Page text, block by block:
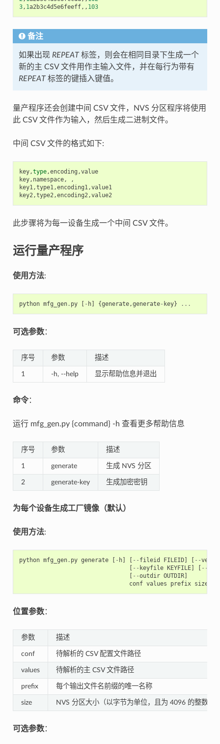
3, 1a2b3c4d5e6feeff,, 103
备注
如果出现 REPEAT标签，则会在相同目录下生成一个
新的主 CSV 文件用作主输入文件，并在每行为带有
REPEAT标签的键插入键值。
量产程序还会创建中间 CSV 文件，NVS 分区程序将使用
此 CSV 文件作为输入，然后生成二进制文件。
中间 CSV 文件的格式如下:
key,type,encoding ,value
key, namespace,
,
key1,type1,encoding1,value1
key2,type2,encoding2,value2
此步骤将为每一设备生成一个中间 CSV 文件。
运行量产程序
使用方法:
python mfg_gen. py - h] {generate,generate- key} ...
可选参数：
序号 参数 描述
1 -h, --help 显示帮助信息并退出
命令：
运行 mfg_gen.py {command} -h 查看更多帮助信息
序号 参数 描述
1 generate 生成 NVS 分区
2 generate-key 生成加密密钥
为每个设备生成工厂镜像（默认）
使用方法:
python mfg_gen. py generate - h] -- fileid FILEID] --
-- keyfile KEYFILE] --
--outdir OUTDIR]
conf values prefix size
位置参数：
参数 描述
conf 待解析的 CSV 配置文件路径
values 待解析的主 CSV 文件路径
prefix 每个输出文件名前缀的唯一名称
size NVS 分区大小（以字节为单位，且为 4096 的整数倍
可选参数：